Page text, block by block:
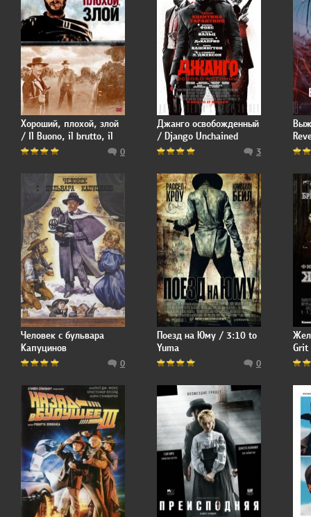
Хороший, плохой, злой
/ Il Buono, il brutto, il
cattivo
0
Джанго освобожденный
/ Django Unchained
3
Человек с бульвара
Капуцинов
0
Поезд на Юму / 3:10 to
Yuma
0
Grit